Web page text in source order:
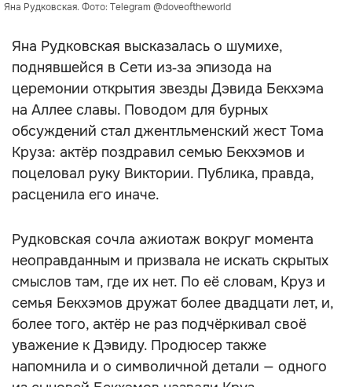
Яна Рудковская. Фото: Telegram @doveoftheworld
Яна Рудковская высказалась о шумихе,
поднявшейся в Сети из‑за эпизода на
церемонии открытия звезды Дэвида Бекхэма
на Аллее славы. Поводом для бурных
обсуждений стал джентльменский жест Тома
Круза: актёр поздравил семью Бекхэмов и
поцеловал руку Виктории. Публика, правда,
расценила его иначе.
Рудковская сочла ажиотаж вокруг момента
неоправданным и призвала не искать скрытых
смыслов там, где их нет. По её словам, Круз и
семья Бекхэмов дружат более двадцати лет, и,
более того, актёр не раз подчёркивал своё
уважение к Дэвиду. Продюсер также
напомнила и о символичной детали — одного